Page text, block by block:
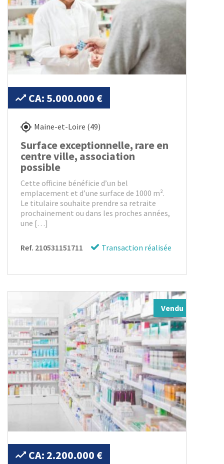
CA: 5.000.000 €
Maine-et-Loire (49)
Surface exceptionnelle, rare en
centre ville, association
possible
Cette officine bénéficie d’un bel
emplacement et d’une surface de 1000 m².
Le titulaire souhaite prendre sa retraite
prochainement ou dans les proches années,
une […]
Ref. 210531151711 Transaction réalisée
Vendu
CA: 2.200.000 €